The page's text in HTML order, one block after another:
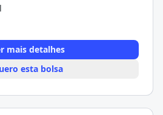
mais detalhes
esta bolsa